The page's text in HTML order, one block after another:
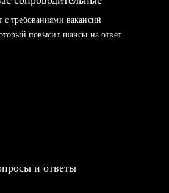
требованиями вакансий
повысит шансы на ответ
и ответы